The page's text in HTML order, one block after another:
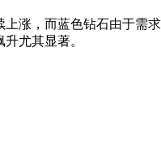
涨，而蓝色钻石由于需求
尤其显著。